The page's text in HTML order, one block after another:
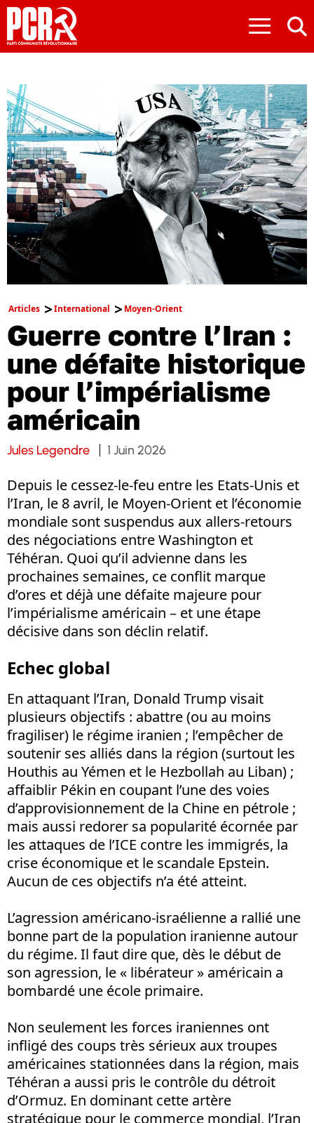
≡
Articles International Moyen-Orient
Guerre contre l’Iran :
une défaite historique
pour l’impérialisme
américain
Jules Legendre 1 Juin 2026
Depuis le cessez-le-feu entre les Etats-Unis et
l’Iran, le 8 avril, le Moyen-Orient et l’économie
mondiale sont suspendus aux allers-retours
des négociations entre Washington et
Téhéran. Quoi qu’il advienne dans les
prochaines semaines, ce conflit marque
d’ores et déjà une défaite majeure pour
l’impérialisme américain – et une étape
décisive dans son déclin relatif.
Echec global
En attaquant l’Iran, Donald Trump visait
plusieurs objectifs : abattre (ou au moins
fragiliser) le régime iranien ; l’empêcher de
soutenir ses alliés dans la région (surtout les
Houthis au Yémen et le Hezbollah au Liban) ;
affaiblir Pékin en coupant l’une des voies
d’approvisionnement de la Chine en pétrole ;
mais aussi redorer sa popularité écornée par
les attaques de l’ICE contre les immigrés, la
crise économique et le scandale Epstein.
Aucun de ces objectifs n’a été atteint.
L’agression américano-israélienne a rallié une
bonne part de la population iranienne autour
du régime. Il faut dire que, dès le début de
son agression, le « libérateur » américain a
bombardé une école primaire.
Non seulement les forces iraniennes ont
infligé des coups très sérieux aux troupes
américaines stationnées dans la région, mais
Téhéran a aussi pris le contrôle du détroit
d’Ormuz. En dominant cette artère
stratégique pour le commerce mondial, l’Iran